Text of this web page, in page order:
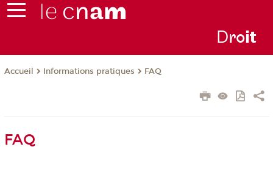
Droit
Accueil Informations pratiques FAQ
FAQ